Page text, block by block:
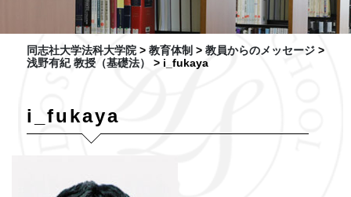
同志社大学法科大学院> 教育体制 > 教員からのメッセージ>
浅野有紀 教授（基礎法）
> i_fukaya
i_fukaya